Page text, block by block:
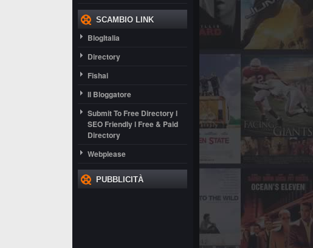
SCAMBIO LINK
BlogItalia
Directory
Fishai
Il Bloggatore
Submit To Free Directory l
SEO Friendly l Free & Paid
Directory
Webplease
PUBBLICITÀ